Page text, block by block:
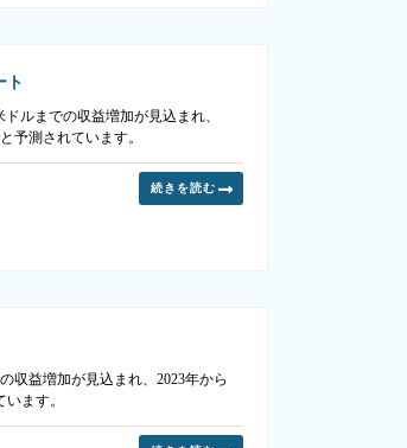
ト
ルまでの収益増加が見込まれ、
予測されています。
続きを読む
収益増加が見込まれ、2023年から
ます。